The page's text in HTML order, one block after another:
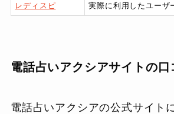
レディスピ 実際に利用したユーザ
電話占いアクシアサイトの口
電話占いアクシアの公式サイト